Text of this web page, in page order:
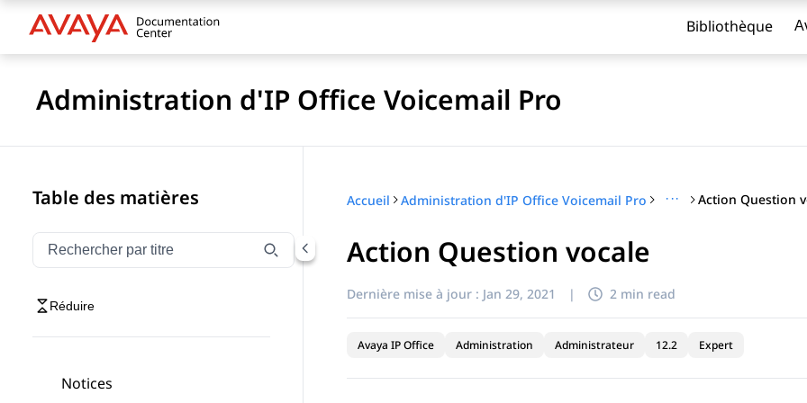
Bibliothèque
Administration d'IP Office Voicemail Pro
Table des matières
Filtrer la navigation par titre
Saisissez pour filtrer les éléments de navigation par titre
Réduire
Notices
Accueil Administration d'IP Office Voicemail Pro ··· Action Question
Action Question vocale
Dernière mise à jour : Jan 29, 2021 | 2 min read
Avaya IP Office Administration Administrateur 12.2 Expert